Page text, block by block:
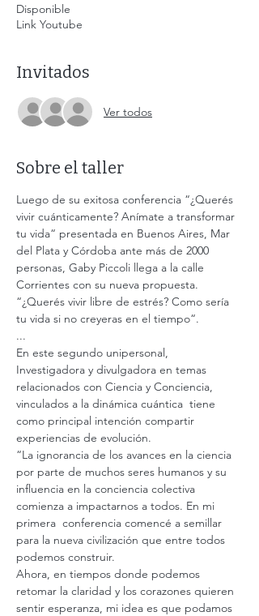
Disponible
Link Youtube
Invitados
Ver todos
Sobre el taller
Luego de su exitosa conferencia “¿Querés
vivir cuánticamente? Anímate a transformar
tu vida“ presentada en Buenos Aires, Mar
del Plata y Córdoba ante más de 2000
personas, Gaby Piccoli llega a la calle
Corrientes con su nueva propuesta.
“¿Querés vivir libre de estrés? Como sería
tu vida si no creyeras en el tiempo“.
...
En este segundo unipersonal,
Investigadora y divulgadora en temas
relacionados con Ciencia y Conciencia,
vinculados a la dinámica cuántica  tiene
como principal intención compartir
experiencias de evolución.
“La ignorancia de los avances en la ciencia
por parte de muchos seres humanos y su
influencia en la conciencia colectiva
comienza a impactarnos a todos. En mi
primera  conferencia comencé a semillar
para la nueva civilización que entre todos
podemos construir.
Ahora, en tiempos donde podemos
retomar la claridad y los corazones quieren
sentir esperanza, mi idea es que podamos